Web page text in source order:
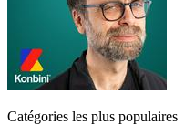
Catégories les plus populaires